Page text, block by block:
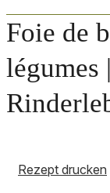
Foie de
légumes
Rezept drucken